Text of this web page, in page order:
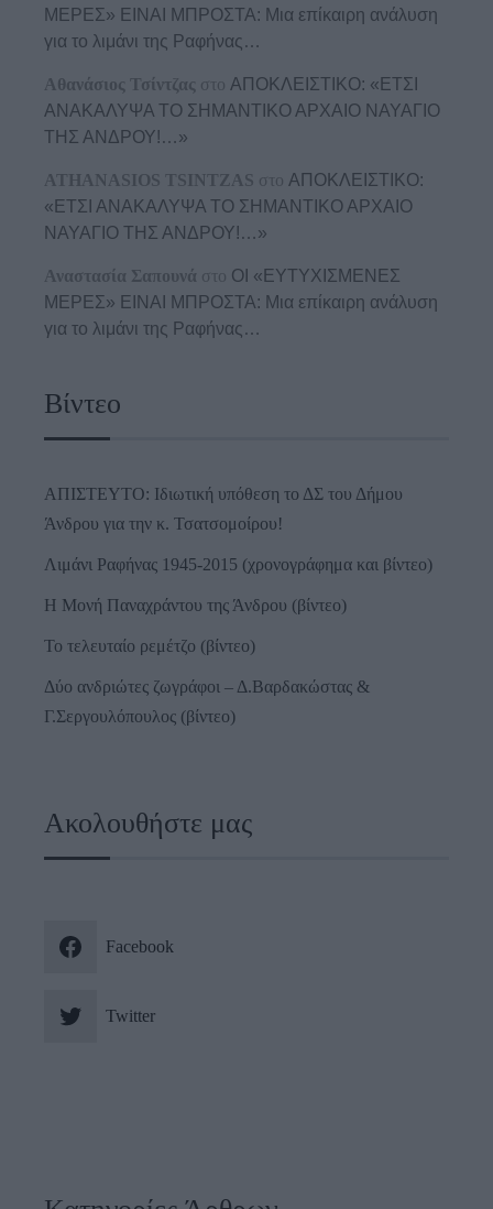
ΜΕΡΕΣ» ΕΙΝΑΙ ΜΠΡΟΣΤΑ: Μια επίκαιρη ανάλυση
για το λιμάνι της Ραφήνας…
Αθανάσιος Τσίντζας στο ΑΠΟΚΛΕΙΣΤΙΚΟ: «ΕΤΣΙ
ΑΝΑΚΑΛΥΨΑ ΤΟ ΣΗΜΑΝΤΙΚΟ ΑΡΧΑΙΟ ΝΑΥΑΓΙΟ
ΤΗΣ ΑΝΔΡΟΥ!…»
ATHANASIOS TSINTZAS στο ΑΠΟΚΛΕΙΣΤΙΚΟ:
«ΕΤΣΙ ΑΝΑΚΑΛΥΨΑ ΤΟ ΣΗΜΑΝΤΙΚΟ ΑΡΧΑΙΟ
ΝΑΥΑΓΙΟ ΤΗΣ ΑΝΔΡΟΥ!…»
Αναστασία Σαπουνά στο ΟΙ «ΕΥΤΥΧΙΣΜΕΝΕΣ
ΜΕΡΕΣ» ΕΙΝΑΙ ΜΠΡΟΣΤΑ: Μια επίκαιρη ανάλυση
για το λιμάνι της Ραφήνας…
Βίντεο
ΑΠΙΣΤΕΥΤΟ: Ιδιωτική υπόθεση το ΔΣ του Δήμου
Άνδρου για την κ. Τσατσομοίρου!
Λιμάνι Ραφήνας 1945-2015 (χρονογράφημα και βίντεο)
Η Μονή Παναχράντου της Άνδρου (βίντεο)
Το τελευταίο ρεμέτζο (βίντεο)
Δύο ανδριώτες ζωγράφοι – Δ.Βαρδακώστας &
Γ.Σεργουλόπουλος (βίντεο)
Ακολουθήστε μας
Facebook
Twitter